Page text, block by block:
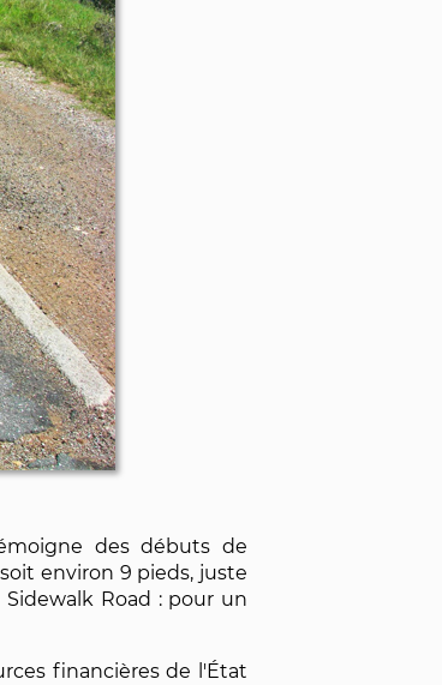
des débuts de
environ 9 pieds, juste
Road : pour un
financières de l'État